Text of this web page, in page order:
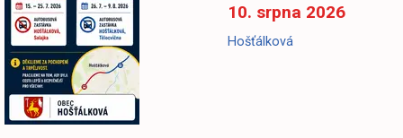
10. srpna 2026
Hošťálková